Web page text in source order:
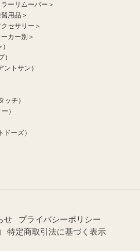
ーリムーバー＞
用品＞
セサリー＞
カー別＞
トサン）
チ）
）
ーズ）
せ プライバシーポリシー
特定商取引法に基づく表示